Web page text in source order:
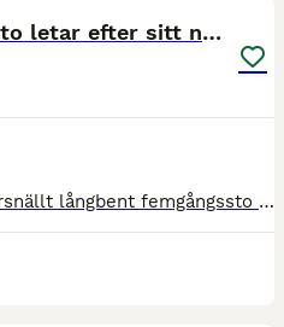
Supersnällt femgångssto letar efter sitt nya hem.
💎Omega från Grim 💎 Supersnällt långbent femgångssto letar efter sitt nya hem. Fina jämna gångarter med flott tölt, bra trav och skritt. Bra galopp som blir bättre med mer styrka. Passen är taktsäke